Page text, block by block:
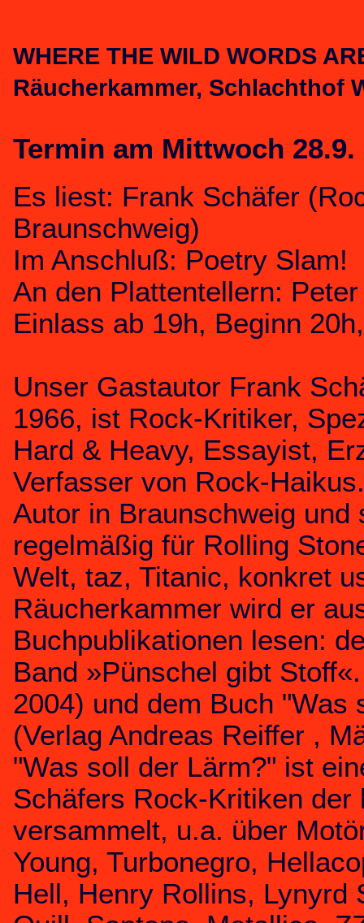
WHERE THE WILD WORDS
Räucherkammer, Schlachthof
Termin am Mittwoch 28.9.
Es liest: Frank Schäfer
Braunschweig)
Im Anschluß: Poetry Slam!
An den Plattentellern:
Einlass ab 19h, Beginn
Unser Gastautor Frank
1966, ist Rock-Kritiker,
Hard & Heavy, Essayist,
Verfasser von Rock-
Autor in Braunschweig und
regelmäßig für Rolling
Welt, taz, Titanic, konkret
Räucherkammer wird er
Buchpublikationen lesen:
Band »Pünschel gibt
2004) und dem Buch "Was
(Verlag Andreas Reiffer ,
"Was soll der Lärm?" ist
Schäfers Rock-Kritiken der
versammelt, u.a. über
Young, Turbonegro,
Hell, Henry Rollins, Lynyrd